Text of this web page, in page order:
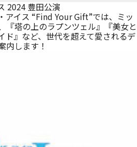
2024 豊田公演
アイス “Find Your Gift”では、ミッ
『塔の上のラプンツェル』『美女と
ド』など、世代を超えて愛されるデ
内します！